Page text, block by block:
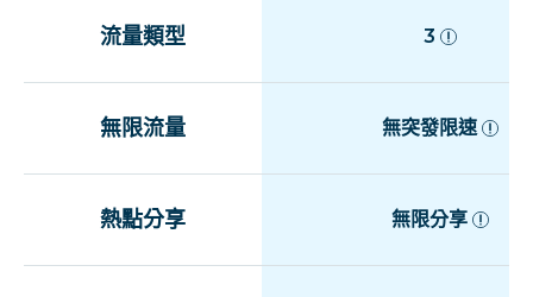
流量類型 3
無限流量 無突發限速
熱點分享 無限分享